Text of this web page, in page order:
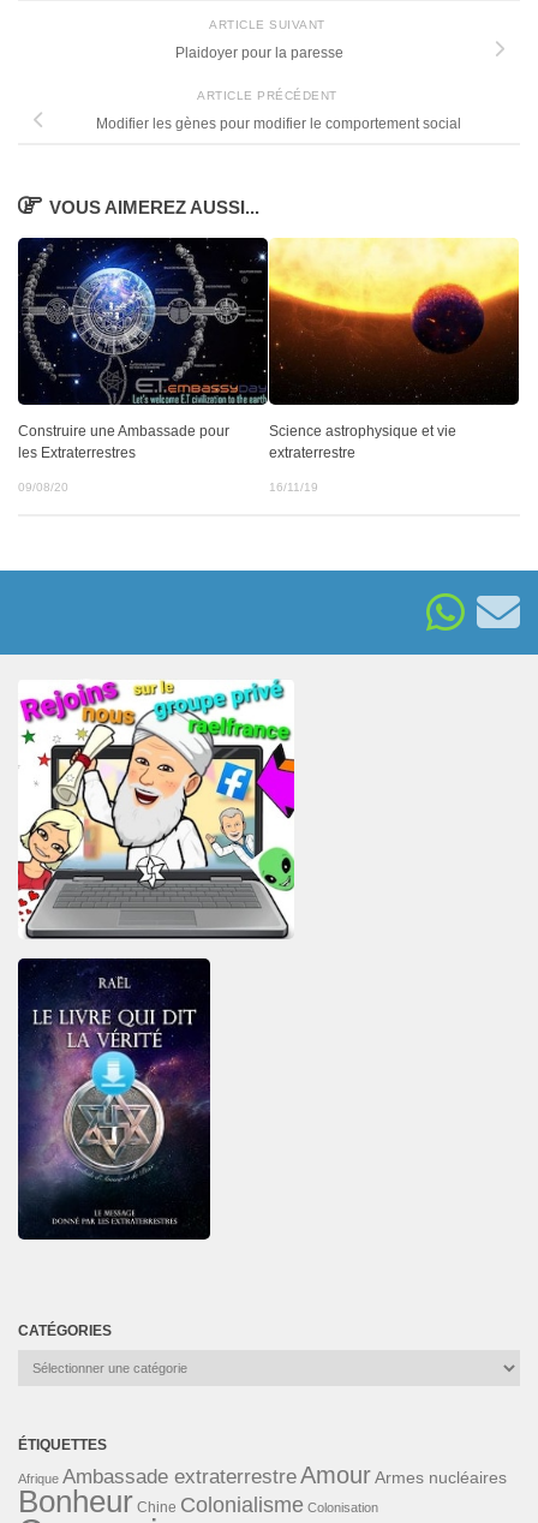
ARTICLE SUIVANT
Plaidoyer pour la paresse
ARTICLE PRÉCÉDENT
Modifier les gènes pour modifier le comportement social
VOUS AIMEREZ AUSSI...
Construire une Ambassade pour
les Extraterrestres
09/08/20
Science astrophysique et vie
extraterrestre
16/11/19
CATÉGORIES
Catégories
ÉTIQUETTES
Afrique Ambassade extraterrestreAmourArmes nucléaires
Bonheur Chine Colonialisme Colonisation